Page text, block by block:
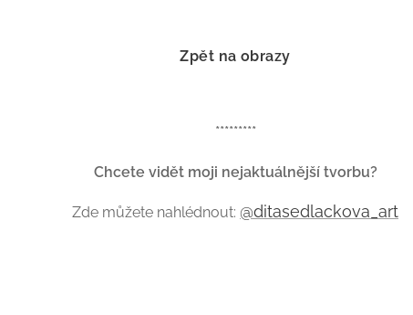
Zpět na obrazy
*********
Chcete vidět moji nejaktuálnější tvorbu?
Zde můžete nahlédnout: @ditasedlackova_art